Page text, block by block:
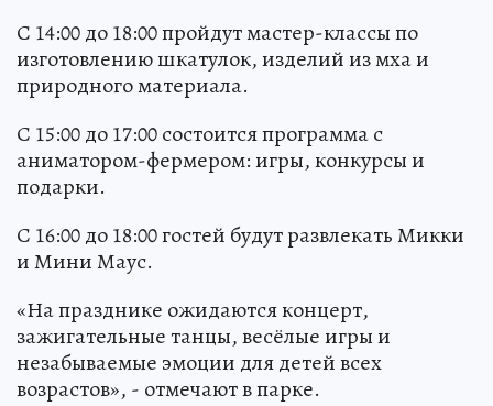
С 14:00 до 18:00 пройдут мастер-классы по
изготовлению шкатулок, изделий из мха и
природного материала.
С 15:00 до 17:00 состоится программа с
аниматором-фермером: игры, конкурсы и
подарки.
С 16:00 до 18:00 гостей будут развлекать Микки
и Мини Маус.
«На празднике ожидаются концерт,
зажигательные танцы, весёлые игры и
незабываемые эмоции для детей всех
возрастов», - отмечают в парке.